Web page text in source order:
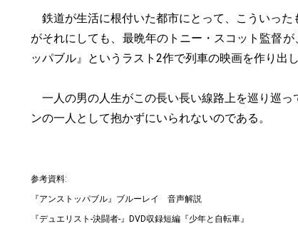
鉄道が生活に根付いた都市にとって、こういっ
がそれにしても、最晩年のトニー・スコット監督が
ッパブル』というラスト2作で列車の映画を作り出
一人の男の人生がこの長い長い線路上を巡り巡
ンの一人として抱かずにいられないのである。
参考資料:
『アンストッパブル』ブルーレイ 音声解説
『デュエリスト-決闘者-』DVD収録短編『少年と自転車』